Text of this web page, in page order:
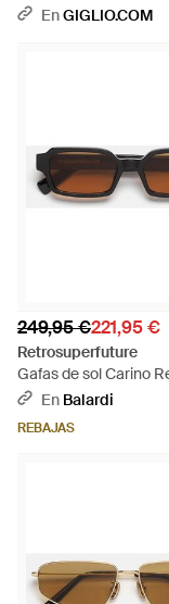
Acetato Con Montura
EnGIGLIO.COM
249,95 €221,95 €
Retrosuperfuture
Gafas de sol Carino
Mys Negro/Naranja
En Balardi
REBAJAS